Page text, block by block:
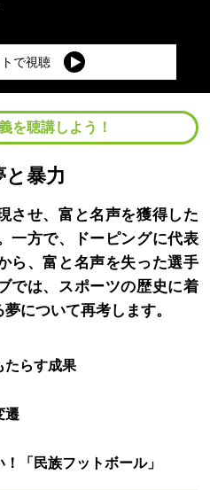
で視聴
を聴講しよう！
暴力
させ、富と名声を獲得した
一方で、ドーピングに代表
ら、富と名声を失った選手
では、スポーツの歴史に着
について再考します。
たらす成果
遷
「民族フットボール」